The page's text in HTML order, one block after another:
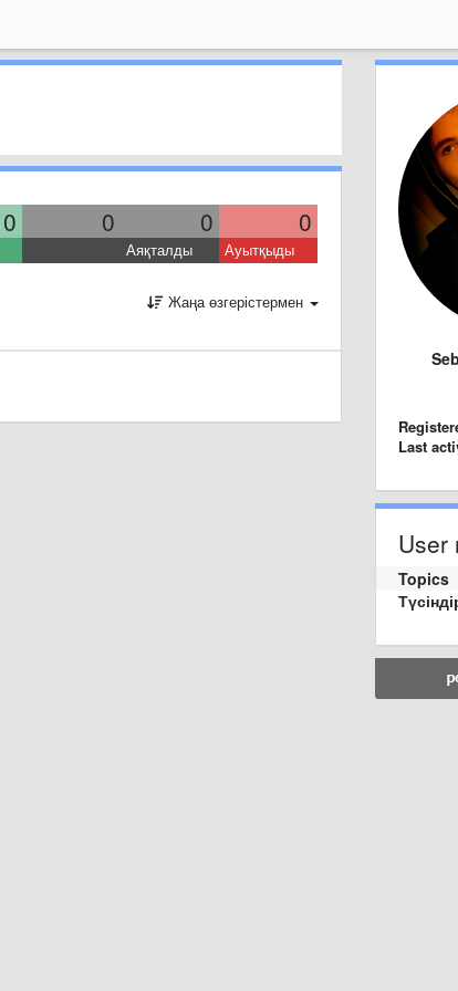
0 0 0 0
Аяқталды Ауытқыды
Жаңа өзгерістермен
Last
User
Topics